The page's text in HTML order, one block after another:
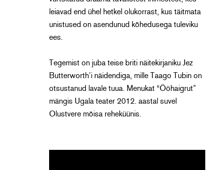
leiavad end ühel hetkel olukorrast, kus täitmata
unistused on asendunud kõhedusega tuleviku
ees.
Tegemist on juba teise briti näitekirjaniku Jez
Butterworth’i näidendiga, mille Taago Tubin on
otsustanud lavale tuua. Menukat “Ööhaigrut”
mängis Ugala teater 2012. aastal suvel
Olustvere mõisa reheküünis.